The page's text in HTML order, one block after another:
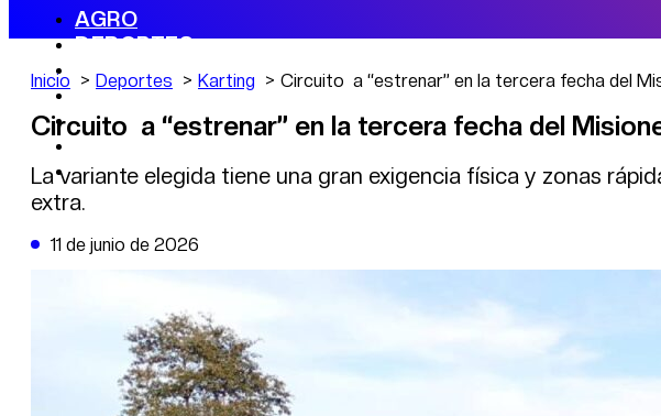
AGRO
DEPORTES
ECONOMÍA
POLÍTICA
CAMBIO CLIMÁTICO
DE LA TRIBUNA TV
Inicio Deportes Karting Circuito a “estrenar” en la tercera fecha del
Circuito a “estrenar” en la tercera fecha del
La variante elegida tiene una gran exigencia física y zonas
extra.
11 de junio de 2026